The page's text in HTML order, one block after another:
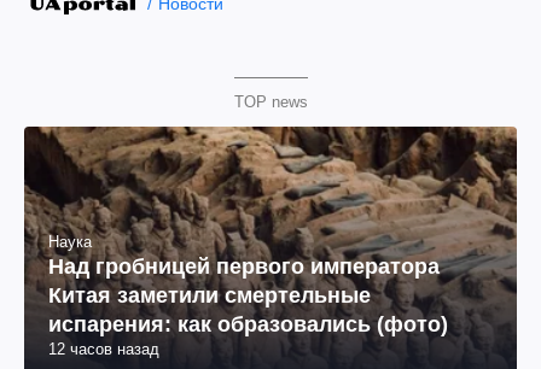
TOP news
Наука
Над гробницей первого императора
Китая заметили смертельные
испарения: как образовались (фото)
12 часов назад